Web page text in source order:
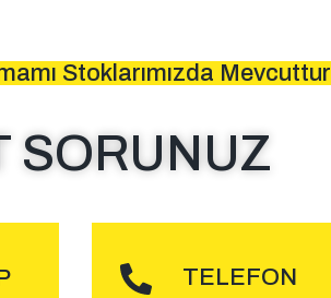
Stoklarımızda Mevcuttur
SORUNUZ
TELEFON
ARA